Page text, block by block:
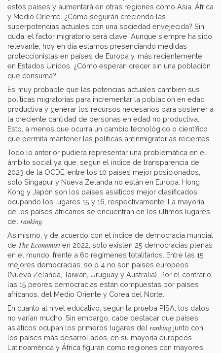
estos países y aumentará en otras regiones como Asia, África
y Medio Oriente. ¿Cómo seguirán creciendo las
superpotencias actuales con una sociedad envejecida? Sin
duda, el factor migratorio será clave. Aunque siempre ha sido
relevante, hoy en día estamos presenciando medidas
proteccionistas en países de Europa y, más recientemente,
en Estados Unidos. ¿Cómo esperan crecer sin una población
que consuma?
Es muy probable que las potencias actuales cambien sus
políticas migratorias para incrementar la población en edad
productiva y generar los recursos necesarios para sostener a
la creciente cantidad de personas en edad no productiva.
Esto, a menos que ocurra un cambio tecnológico o científico
que permita mantener las políticas antinmigratorias recientes.
Todo lo anterior pudiera representar una problemática en el
ámbito social ya que, según el índice de transparencia de
2023 de la OCDE, entre los 10 países mejor posicionados,
solo Singapur y Nueva Zelanda no están en Europa. Hong
Kong y Japón son los países asiáticos mejor clasificados,
ocupando los lugares 15 y 16, respectivamente. La mayoría
de los países africanos se encuentran en los últimos lugares
del ranking
Asimismo, y de acuerdo con el índice de democracia mundial
de The Economist en 2022, solo existen 25 democracias plenas
en el mundo, frente a 60 regímenes totalitarios. Entre las 15
mejores democracias, solo 4 no son países europeos
(Nueva Zelanda, Taiwán, Uruguay y Australia). Por el contrario,
las 15 peores democracias están compuestas por países
africanos, del Medio Oriente y Corea del Norte.
En cuanto al nivel educativo, según la prueba PISA, los datos
no varían mucho. Sin embargo, cabe destacar que países
asiáticos ocupan los primeros lugares del ranking junto con
los países más desarrollados, en su mayoría europeos.
Latinoamérica y África figuran como regiones con mayores